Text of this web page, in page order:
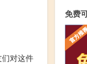
们对这件
免费